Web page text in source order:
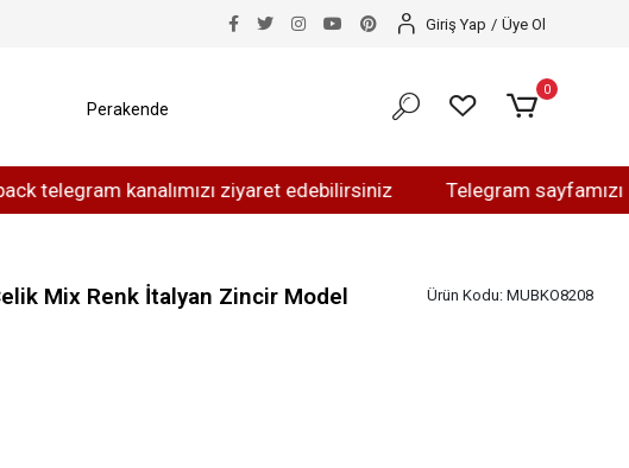
kanalımızı ziyaret edebilirsiniz Telegram sayfamızı ziyaret
Giriş Yap / Üye Ol
Perakende
0
Mix Renk İtalyan Zincir Model
Ürün Kodu: MUBKO8208